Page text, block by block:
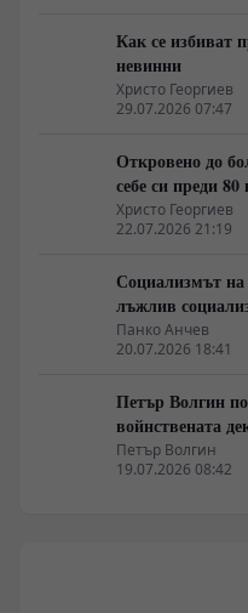
Как се избиват
невинни
Христо Георгиев
29.07.2026 07:47
Откровено до
себе си преди 80
Христо Георгиев
22.07.2026 21:19
Социализмът
лъжлив
Панко Анчев
20.07.2026 18:41
Петър Волгин
войнствената
Петър Волгин
19.07.2026 08:42